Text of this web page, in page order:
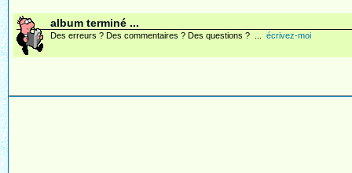
album terminé ...
Des erreurs ? Des commentaires ? Des questions ? ... écrivez-moi